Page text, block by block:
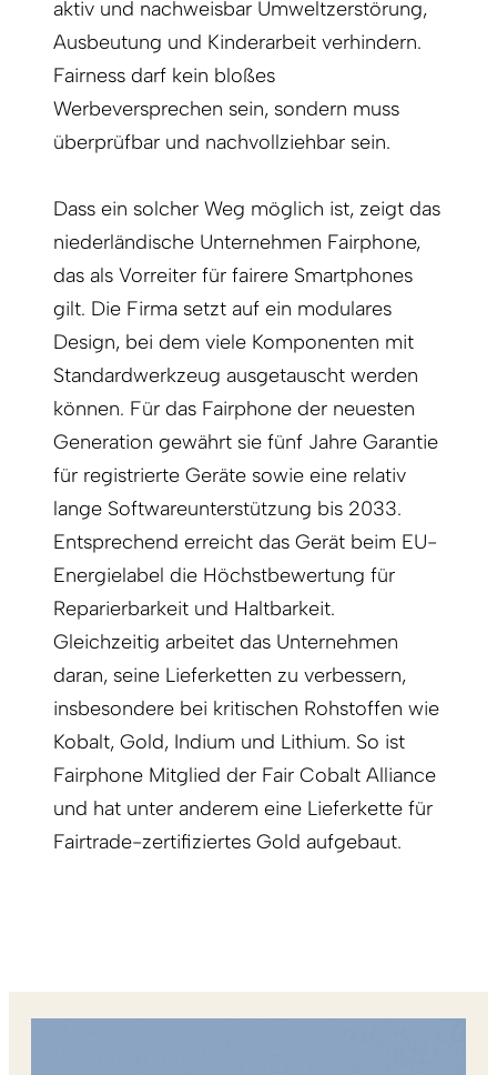
aktiv und nachweisbar Umweltzerstörung,
Ausbeutung und Kinderarbeit verhindern.
Fairness darf kein bloßes
Werbeversprechen sein, sondern muss
überprüfbar und nachvollziehbar sein.
Dass ein solcher Weg möglich ist, zeigt das
niederländische Unternehmen Fairphone,
das als Vorreiter für fairere Smartphones
gilt. Die Firma setzt auf ein modulares
Design, bei dem viele Komponenten mit
Standardwerkzeug ausgetauscht werden
können. Für das Fairphone der neuesten
Generation gewährt sie fünf Jahre Garantie
für registrierte Geräte sowie eine relativ
lange Softwareunterstützung bis 2033.
Entsprechend erreicht das Gerät beim EU-
Energielabel die Höchstbewertung für
Reparierbarkeit und Haltbarkeit.
Gleichzeitig arbeitet das Unternehmen
daran, seine Lieferketten zu verbessern,
insbesondere bei kritischen Rohstoffen wie
Kobalt, Gold, Indium und Lithium. So ist
Fairphone Mitglied der Fair Cobalt Alliance
und hat unter anderem eine Lieferkette für
Fairtrade-zertifiziertes Gold aufgebaut.